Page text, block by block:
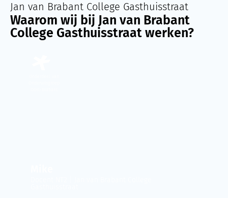
Jan van Brabant College Gasthuisstraat
Waarom wij bij Jan van Brabant
College Gasthuisstraat werken?